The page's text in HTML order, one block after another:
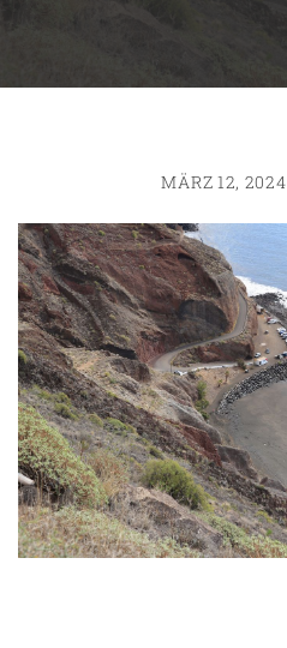
MÄRZ 12, 2024